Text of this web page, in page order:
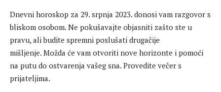
Dnevni horoskop za 29. srpnja 2023. donosi vam razgovor s
bliskom osobom. Ne pokušavajte objasniti zašto ste u
pravu, ali budite spremni poslušati drugačije
mišljenje. Možda će vam otvoriti nove horizonte i pomoći
na putu do ostvarenja vašeg sna. Provedite večer s
prijateljima.